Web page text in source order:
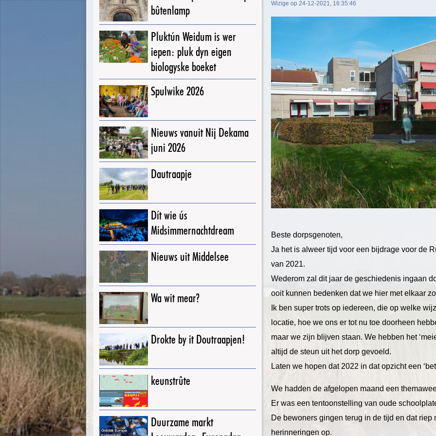
bûtenlamp
Pluktún Weidum is wer
iepen: pluk dyn eigen
biologyske boeket
Spulwike 2026
Nieuws vanuit Nij Dekama
juni 2026
Dautraapje
Dít wie ús
Midsimmernachtdream
Nieuws uit Middelsee
Wa wit mear?
Drokte by it Doutraapjen!
keunstrûte
Duurzame markt
Wizige op 24-12-2021, 16:35:46
Beste dorpsgenoten,
Ja het is alweer tijd voor een bijdrage voor de
van 2021.
Wederom zal dit jaar de geschiedenis ingaan
ooit kunnen bedenken dat we hier met elkaar
Ik ben super trots op iedereen, die op welke
locatie, hoe we ons er tot nu toe doorheen
maar we zijn blijven staan. We hebben het
altijd de steun uit het dorp gevoeld.
Laten we hopen dat 2022 in dat opzicht een
We hadden de afgelopen maand een
Er was een tentoonstelling van oude
De bewoners gingen terug in de tijd en dat
herinneringen op.